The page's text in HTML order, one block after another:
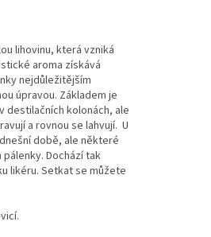
lihovinu, která vzniká
aroma získává
nejdůležitějším
úpravou. Základem je
destilačních kolonách, ale
a rovnou se lahvují. U
době, ale některé
Dochází tak
likéru. Setkat se můžete